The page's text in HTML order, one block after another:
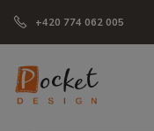
+420 774 062 005